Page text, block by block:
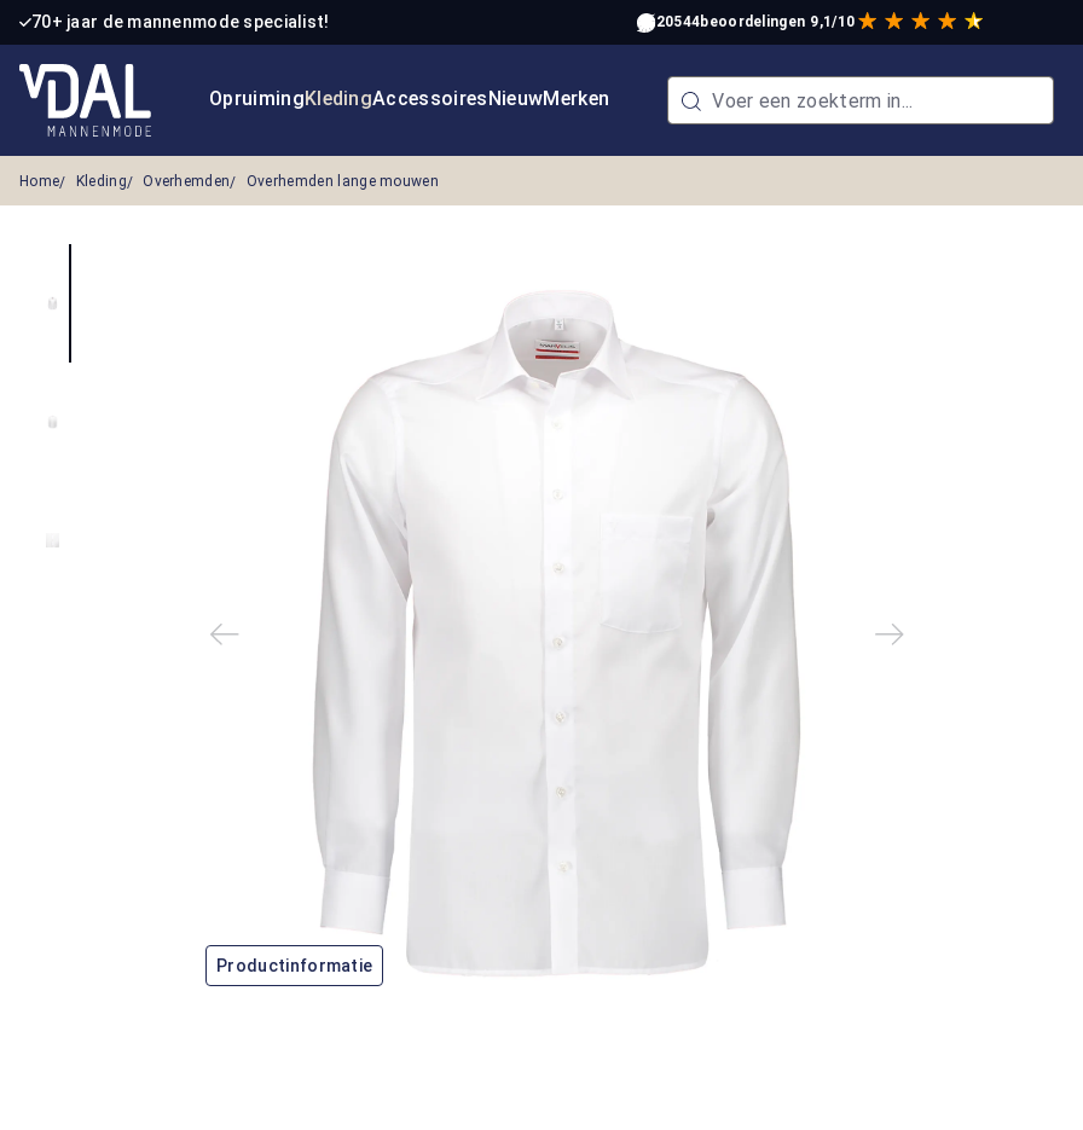
de hoofdinhoud
Ga naar de zoekopdracht
Ga naar de hoofdnavigatie
70+ jaar de mannenmode specialist! 20544beoordelingen 9,1/10
OpruimingKledingAccessoiresNieuwMerken
Home Kleding Overhemden Overhemden lange mouwen
Productinformatie